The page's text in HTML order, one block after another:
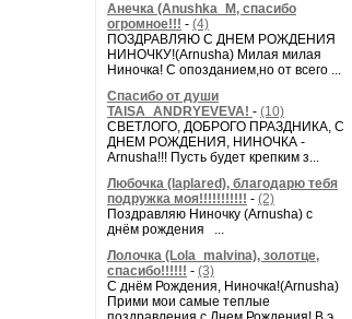
Анечка (Anushka_M, спасибо
огромное!!! - (4)
ПОЗДРАВЛЯЮ С ДНЕМ РОЖДЕНИЯ
НИНОЧКУ!(Arnusha) Милая милая
Ниночка! С опозданием,но от всего ...
Спасибо от души
TAISA_ANDRYEVEVA! - (10)
СВЕТЛОГО, ДОБРОГО ПРАЗДНИКА, С
ДНЕМ РОЖДЕНИЯ, НИНОЧКА -
Arnusha!!! Пусть будет крепким з...
Любочка (laplared), благодарю тебя
подружка моя!!!!!!!!!!! - (2)
Поздравляю Ниночку (Arnusha) с
днём рождения ...
Лолочка (Lola_malvina), золотце,
спасибо!!!!!! - (3)
С днём Рождения, Ниночка!(Аrnusha)
Прими мои самые теплые